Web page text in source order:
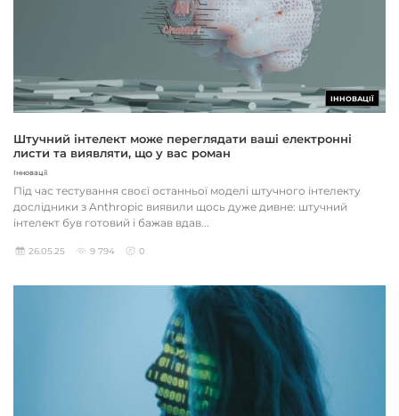
ІННОВАЦІЇ
Штучний інтелект може переглядати ваші електронні
листи та виявляти, що у вас роман
Інновації
Під час тестування своєї останньої моделі штучного інтелекту
дослідники з Anthropic виявили щось дуже дивне: штучний
інтелект був готовий і бажав вдав...
26.05.25 9 794 0